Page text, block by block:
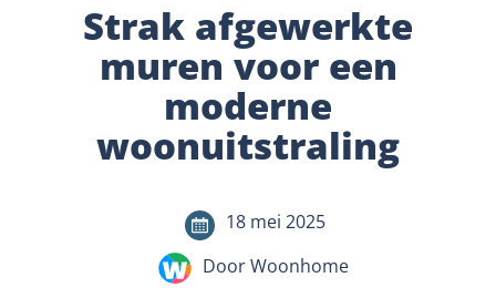
Strak afgewerkte
muren voor een
moderne
woonuitstraling
18 mei 2025
Door Woonhome